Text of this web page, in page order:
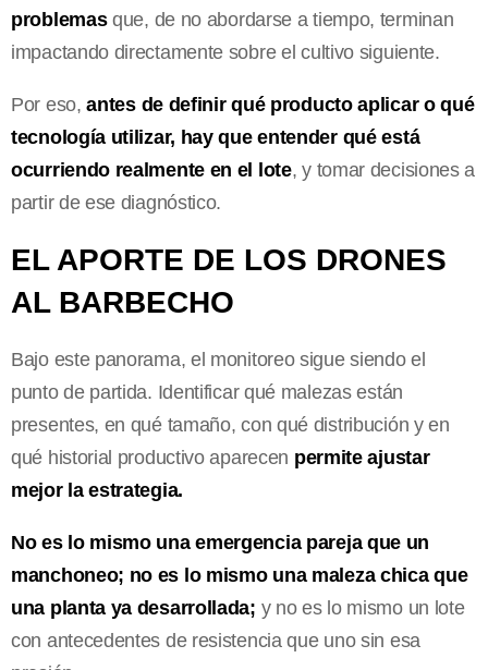
problemasque, de no abordarse a tiempo, terminan
impactando directamente sobre el cultivo siguiente.
Por eso,antes de definir qué producto aplicar o qué
tecnología utilizar, hay que entender qué está
ocurriendo realmente en el lote, y tomar decisiones a
partir de ese diagnóstico.
EL APORTE DE LOS DRONES
AL BARBECHO
Bajo este panorama, el monitoreo sigue siendo el
punto de partida. Identificar qué malezas están
presentes, en qué tamaño, con qué distribución y en
qué historial productivo aparecen permite ajustar
mejor la estrategia.
No es lo mismo una emergencia pareja que un
manchoneo; no es lo mismo una maleza chica que
una planta ya desarrollada; y no es lo mismo un lote
con antecedentes de resistencia que uno sin esa